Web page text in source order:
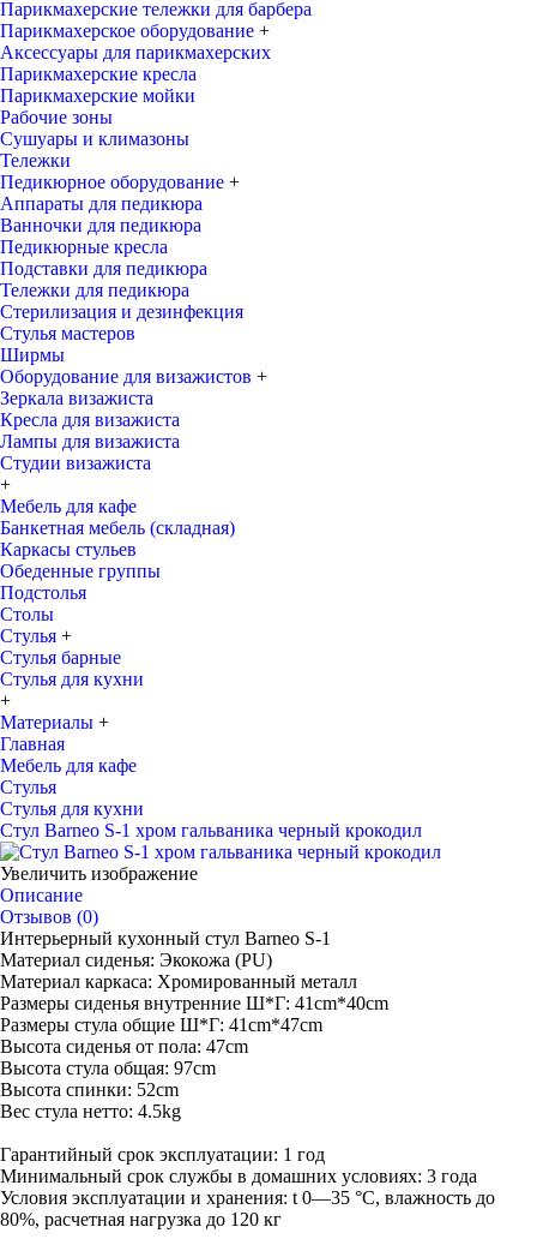
Парикмахерские тележки для барбера
Парикмахерское оборудование +
Аксессуары для парикмахерских
Парикмахерские кресла
Парикмахерские мойки
Рабочие зоны
Сушуары и климазоны
Тележки
Педикюрное оборудование +
Аппараты для педикюра
Ванночки для педикюра
Педикюрные кресла
Подставки для педикюра
Тележки для педикюра
Стерилизация и дезинфекция
Стулья мастеров
Ширмы
Оборудование для визажистов +
Зеркала визажиста
Кресла для визажиста
Лампы для визажиста
Студии визажиста
+
Мебель для кафе
Банкетная мебель (складная)
Каркасы стульев
Обеденные группы
Подстолья
Столы
Стулья +
Стулья барные
Стулья для кухни
+
Материалы +
Главная
Мебель для кафе
Стулья
Стулья для кухни
Стул Barneo S-1 хром гальваника черный крокодил
Увеличить изображение
Описание
Отзывов (0)
Интерьерный кухонный стул Barneo S-1
Материал сиденья: Экокожа (PU)
Материал каркаса: Хромированный металл
Размеры сиденья внутренние Ш*Г: 41cm*40cm
Размеры стула общие Ш*Г: 41cm*47cm
Высота сиденья от пола: 47cm
Высота стула общая: 97cm
Высота спинки: 52cm
Вес стула нетто: 4.5kg
Гарантийный срок эксплуатации: 1 год
Минимальный срок службы в домашних условиях: 3 года
Условия эксплуатации и хранения: t 0—35 °С, влажность до
80%, расчетная нагрузка до 120 кг